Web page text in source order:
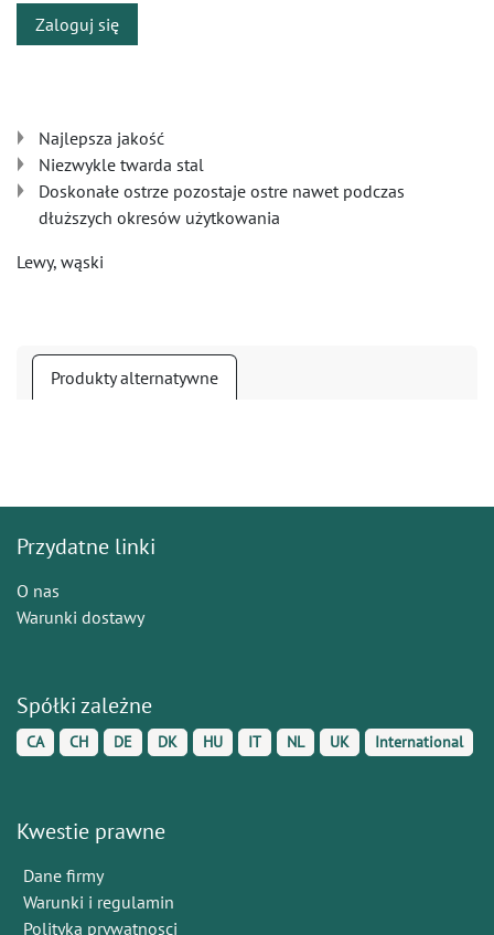
Zaloguj się
Najlepsza jakość
Niezwykle twarda stal
Doskonałe ostrze pozostaje ostre nawet podczas
dłuższych okresów użytkowania
Lewy, wąski
Produkty alternatywne
Przydatne linki
O nas
Warunki dostawy
Spółki zależne
CA CH DE DK HU IT NL UK International
Kwestie prawne
Dane firmy
Warunki i regulamin
Polityka prywatnosci